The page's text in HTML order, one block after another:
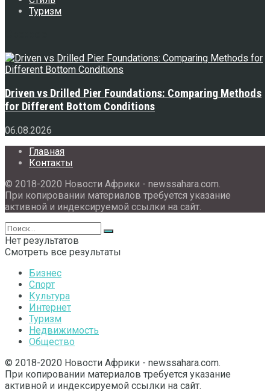
Туризм
Driven vs Drilled Pier Foundations: Comparing Methods
for Different Bottom Conditions
06.08.2026
Главная
Контакты
© 2018-2020 Новости Африки - newssahara.com.
При копировании материалов требуется указание
активной и индексируемой ссылки на сайт.
Нет результатов
Смотреть все результаты
Бизнес
Спорт
Культура
Интернет
Туризм
Недвижимость
Общество
© 2018-2020 Новости Африки - newssahara.com.
При копировании материалов требуется указание
активной и индексируемой ссылки на сайт.